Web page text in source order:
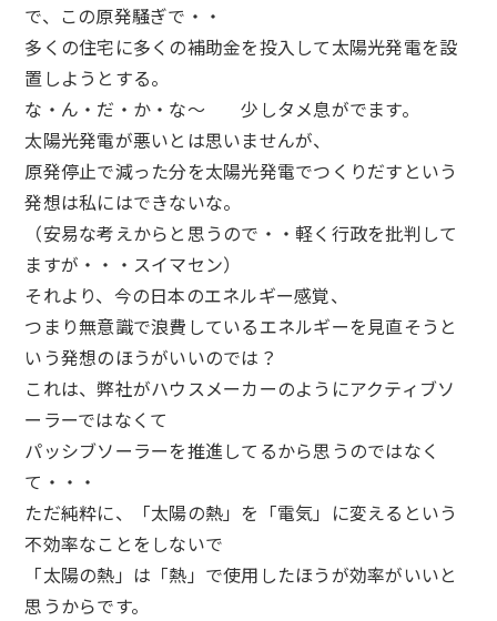
で、この原発騒ぎで・・
多くの住宅に多くの補助金を投入して太陽光発電を設
置しようとする。
な・ん・だ・か・な～ 少しタメ息がでます。
太陽光発電が悪いとは思いませんが、
原発停止で減った分を太陽光発電でつくりだすという
発想は私にはできないな。
（安易な考えからと思うので・・軽く行政を批判して
ますが・・・スイマセン）
それより、今の日本のエネルギー感覚、
つまり無意識で浪費しているエネルギーを見直そうと
いう発想のほうがいいのでは？
これは、弊社がハウスメーカーのようにアクティブソ
ーラーではなくて
パッシブソーラーを推進してるから思うのではなく
て・・・
ただ純粋に、「太陽の熱」を「電気」に変えるという
不効率なことをしないで
「太陽の熱」は「熱」で使用したほうが効率がいいと
思うからです。